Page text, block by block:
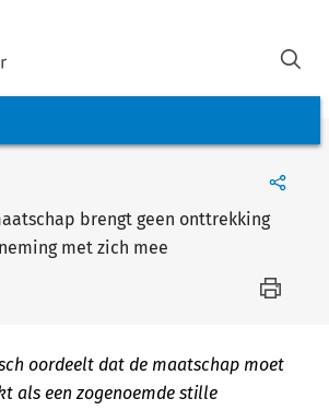
brengt geen onttrekking
met zich mee
oordeelt dat de maatschap moet
als een zogenoemde stille